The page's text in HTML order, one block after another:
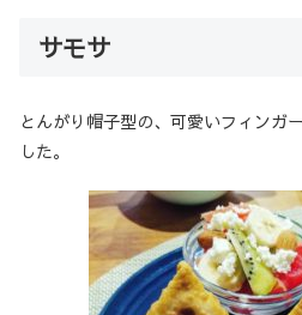
サモサ
とんがり帽子型の、可愛いフィンガ
した。